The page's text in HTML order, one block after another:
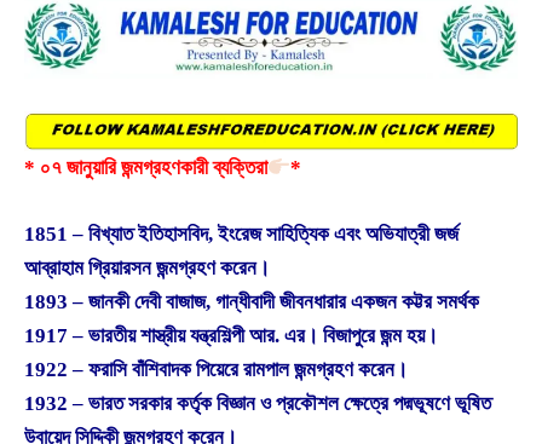
* ০৭ জানুয়ারি জন্মগ্রহণকারী ব্যক্তিরা *
1851 – বিখ্যাত ইতিহাসবিদ, ইংরেজ সাহিত্যিক এবং অভিযাত্রী জর্জ
আব্রাহাম গ্রিয়ারসন জন্মগ্রহণ করেন।
1893 – জানকী দেবী বাজাজ, গান্ধীবাদী জীবনধারার একজন কট্টর সমর্থক
1917 – ভারতীয় শাস্ত্রীয় যন্ত্রশিল্পী আর. এর। বিজাপুরে জন্ম হয়।
1922 – ফরাসি বাঁশিবাদক পিয়েরে রামপাল জন্মগ্রহণ করেন।
1932 – ভারত সরকার কর্তৃক বিজ্ঞান ও প্রকৌশল ক্ষেত্রে পদ্মভূষণে ভূষিত
উবায়েদ সিদ্দিকী জন্মগ্রহণ করেন।